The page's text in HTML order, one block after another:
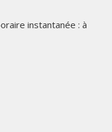
instantanée : à